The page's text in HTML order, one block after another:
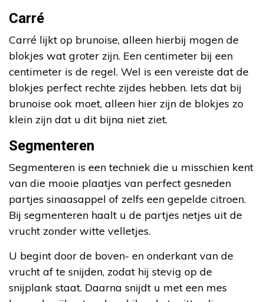
Carré
Carré lijkt op brunoise, alleen hierbij mogen de
blokjes wat groter zijn. Een centimeter bij een
centimeter is de regel. Wel is een vereiste dat de
blokjes perfect rechte zijdes hebben. Iets dat bij
brunoise ook moet, alleen hier zijn de blokjes zo
klein zijn dat u dit bijna niet ziet.
Segmenteren
Segmenteren is een techniek die u misschien kent
van die mooie plaatjes van perfect gesneden
partjes sinaasappel of zelfs een gepelde citroen.
Bij segmenteren haalt u de partjes netjes uit de
vrucht zonder witte velletjes.
U begint door de boven- en onderkant van de
vrucht af te snijden, zodat hij stevig op de
snijplank staat. Daarna snijdt u met een mes